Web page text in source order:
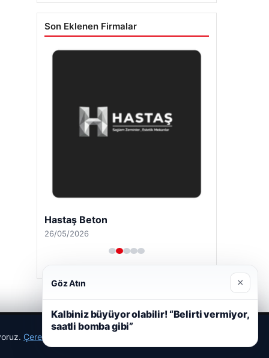
Son Eklenen Firmalar
Hastaş Beton
26/05/2026
Çerez Politikamız
Göz Atın ×
Kalbiniz büyüyor olabilir! “Belirti vermiyor,
saatli bomba gibi”